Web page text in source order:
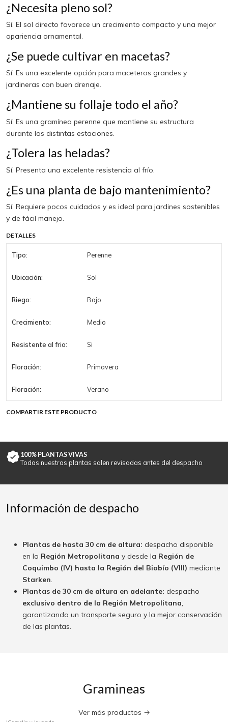
¿Necesita pleno sol?
Sí. El sol directo favorece un crecimiento compacto y una mejor
apariencia ornamental.
¿Se puede cultivar en macetas?
Sí. Es una excelente opción para maceteros grandes y
jardineras con buen drenaje.
¿Mantiene su follaje todo el año?
Sí. Es una gramínea perenne que mantiene su estructura
durante las distintas estaciones.
¿Tolera las heladas?
Sí. Presenta una excelente resistencia al frío.
¿Es una planta de bajo mantenimiento?
Sí. Requiere pocos cuidados y es ideal para jardines sostenibles
y de fácil manejo.
DETALLES
Tipo: Perenne
Ubicación: Sol
Riego: Bajo
Crecimiento: Medio
Resistente al frio: Si
Floración: Primavera
Floración: Verano
COMPARTIR ESTE PRODUCTO
100% PLANTAS VIVAS
Todas nuestras plantas salen revisadas antes del despacho
Información de despacho
Plantas de hasta 30 cm de altura: despacho disponible
en la Región Metropolitana y desde la Región de
Coquimbo (IV) hasta la Región del Biobío (VIII) mediante
Starken.
Plantas de 30 cm de altura en adelante: despacho
exclusivo dentro de la Región Metropolitana,
garantizando un transporte seguro y la mejor conservación
de las plantas.
Gramineas
Ver más productos